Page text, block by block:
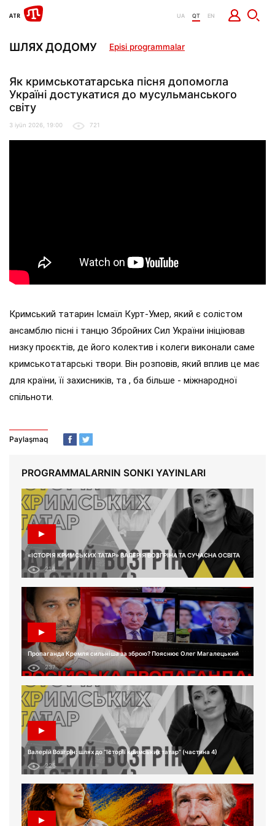
UA QT EN
ШЛЯХ ДОДОМУ Episi programmalar
Як кримськотатарська пісня допомогла
Україні достукатися до мусульманського
світу
3 iyün 2026, 19:00 721
Кримський татарин Ісмаїл Курт-Умер, який є солістом
ансамблю пісні і танцю Збройних Сил України ініціював
низку проєктів, де його колектив і колеги виконали саме
кримськотатарські твори. Він розповів, який вплив це має
для країни, її захисників, та , ба більше - міжнародної
спільноти.
Paylaşmaq
PROGRAMMALARNIN SONKI YAYINLARI
«ІСТОРІЯ КРИМСЬКИХ ТАТАР» ВАЛЕРІЯ ВОЗГРІНА ТА СУЧАСНА ОСВІТА
214
Пропаганда Кремля сильніша за зброю? Пояснює Олег Магалецький
237
Валерій Возгрін: шлях до “Історії кримських татар” (частина 4)
225